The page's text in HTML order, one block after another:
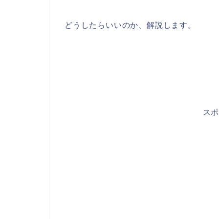
どうしたらいいのか、解説します。
ス